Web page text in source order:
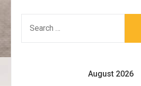
FOR:
August 2026